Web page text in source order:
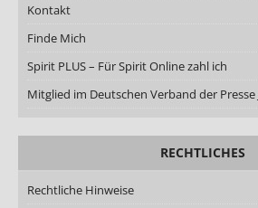
Kontakt
Finde Mich
Spirit PLUS – Für Spirit Online zahl ich
Mitglied im Deutschen Verband der
RECHTLICHES
Rechtliche Hinweise